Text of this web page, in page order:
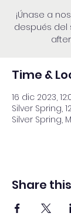
¡Únase a
después del
Time &
16 dic 2023,
Silver Spring,
Silver Spring,
Share